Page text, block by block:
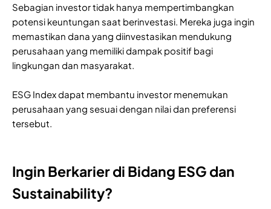
Sebagian investor tidak hanya mempertimbangkan
potensi keuntungan saat berinvestasi. Mereka juga ingin
memastikan dana yang diinvestasikan mendukung
perusahaan yang memiliki dampak positif bagi
lingkungan dan masyarakat.
ESG Index dapat membantu investor menemukan
perusahaan yang sesuai dengan nilai dan preferensi
tersebut.
Ingin Berkarier di Bidang ESG dan
Sustainability?